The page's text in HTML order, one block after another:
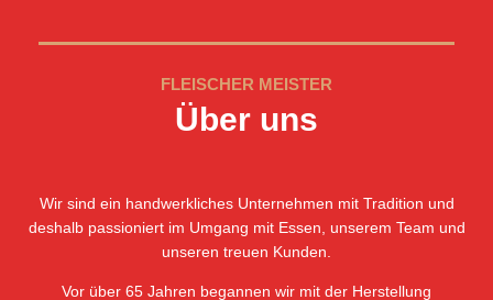
FLEISCHER MEISTER
Über uns
Wir sind ein handwerkliches Unternehmen mit Tradition und
deshalb passioniert im Umgang mit Essen, unserem Team und
unseren treuen Kunden.
Vor über 65 Jahren begannen wir mit der Herstellung